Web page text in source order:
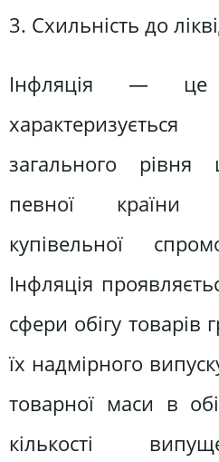
3. Схильність до
Інфляція — це
загального рівня
певної країни
купівельної
Інфляція
сфери обігу товарів
їх надмірного
товарної маси в
кількості